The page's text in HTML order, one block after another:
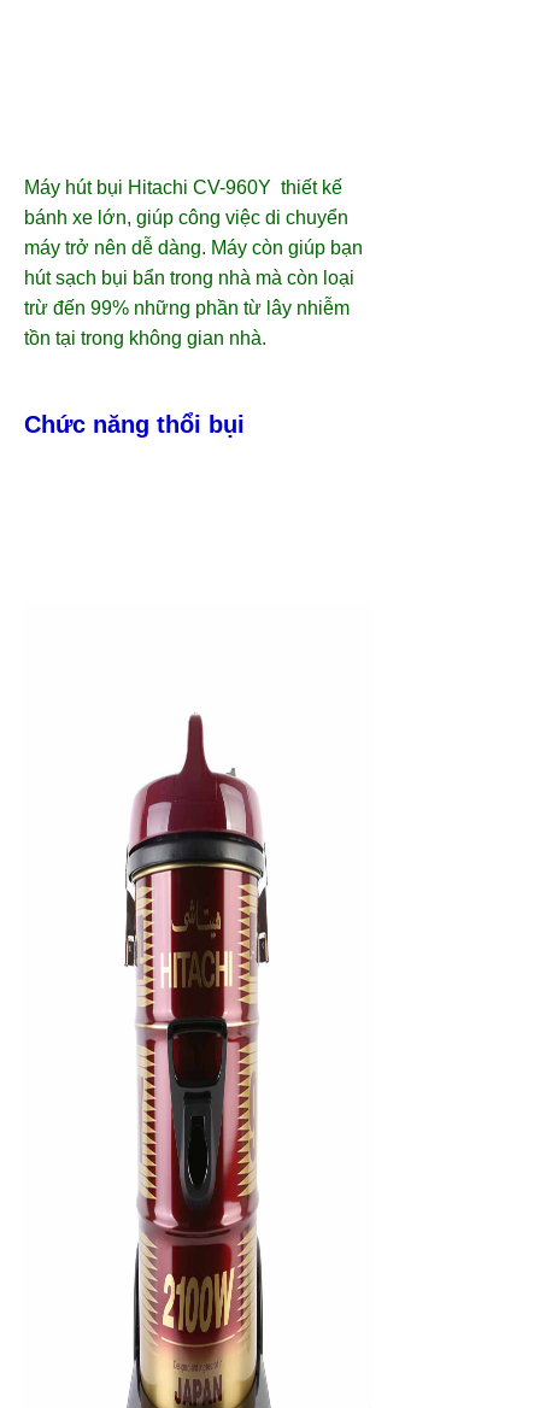
Máy hút bụi Hitachi CV-960Y thiết kế
bánh xe lớn, giúp công việc di chuyển
máy trở nên dễ dàng. Máy còn giúp bạn
hút sạch bụi bẩn trong nhà mà còn loại
trừ đến 99% những phần từ lây nhiễm
tồn tại trong không gian nhà.
Chức năng thổi bụi